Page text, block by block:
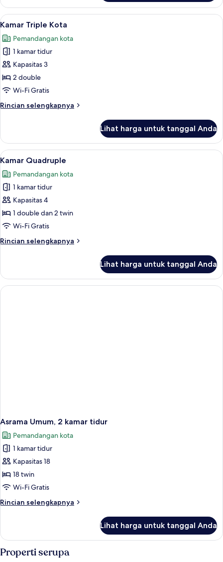
Kamar
Double
Lihat
semua
foto
untuk
Kamar
Triple
Kota
Kamar Triple Kota | Seprai
1
Kamar Triple Kota
Pemandangan kota
1 kamar tidur
Kapasitas 3
2 double
Wi-Fi Gratis
Rincian selengkapnya
Rincian
Kamar
Triple
Kota
Lihat harga untuk tanggal Anda
Lihat
semua
foto
untuk
Kamar
Quadruple
Kamar Quadruple | Seprai
1
Kamar Quadruple
Pemandangan kota
1 kamar tidur
Kapasitas 4
1 double dan 2 twin
Wi-Fi Gratis
Rincian selengkapnya
Rincian
Kamar
Quadruple
Lihat harga untuk tanggal Anda
Asrama Umum, 2 kamar tidur
Pemandangan kota
1 kamar tidur
Kapasitas 18
18 twin
Wi-Fi Gratis
Rincian selengkapnya
Rincian
Asrama
Umum,
2
Lihat harga untuk tanggal Anda
Properti serupa